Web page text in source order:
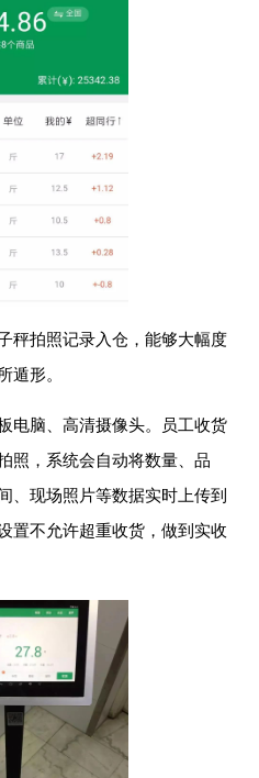
秤拍照记录入仓，能够大幅度
遁形。
电脑、高清摄像头。员工收货
照，系统会自动将数量、品
、现场照片等数据实时上传到
置不允许超重收货，做到实收